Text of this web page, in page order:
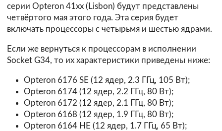
серии Opteron 41xx (Lisbon) будут представлены
четвёртого мая этого года. Эта серия будет
включать процессоры с четырьмя и шестью ядрами.
Если же вернуться к процессорам в исполнении
Socket G34, то их характеристики приведены ниже:
Opteron 6176 SE (12 ядер, 2.3 ГГц, 105 Вт);
Opteron 6174 (12 ядер, 2.2 ГГц, 80 Вт);
Opteron 6172 (12 ядер, 2.1 ГГц, 80 Вт);
Opteron 6168 (12 ядер, 1.9 ГГц, 80 Вт);
Opteron 6164 HE (12 ядер, 1.7 ГГц, 65 Вт);